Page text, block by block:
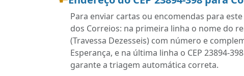
Para enviar cartas ou encomendas para
dos Correios: na primeira linha o nome do
(Travessa Dezesseis) com número e
Esperança, e na última linha o CEP 23894-
garante a triagem automática correta.